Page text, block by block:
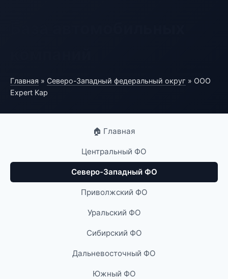
Главная » Северо-Западный федеральный округ » ООО
Expert Кар
🏠 Главная
Центральный ФО
Северо-Западный ФО
Приволжский ФО
Уральский ФО
Сибирский ФО
Дальневосточный ФО
Южный ФО